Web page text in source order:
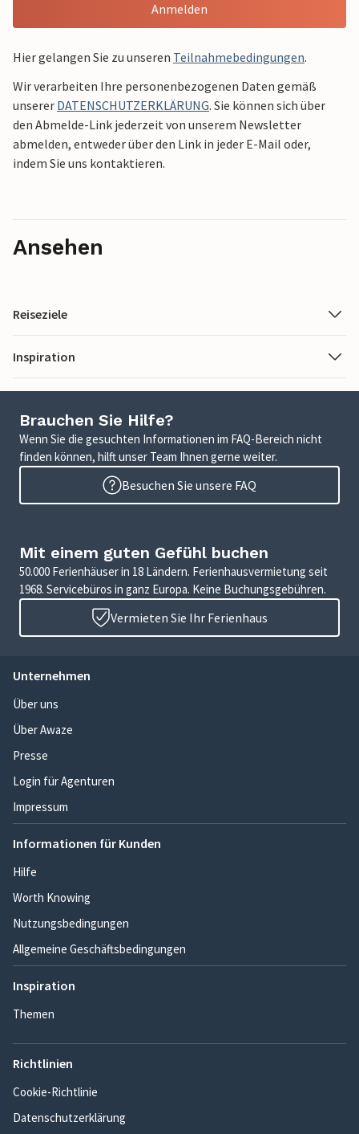
Anmelden
Hier gelangen Sie zu unseren Teilnahmebedingungen.
Wir verarbeiten Ihre personenbezogenen Daten gemäß
unserer DATENSCHUTZERKLÄRUNG. Sie können sich über
den Abmelde-Link jederzeit von unserem Newsletter
abmelden, entweder über den Link in jeder E-Mail oder,
indem Sie uns kontaktieren.
Ansehen
Reiseziele
Inspiration
Brauchen Sie Hilfe?
Wenn Sie die gesuchten Informationen im FAQ-Bereich nicht
finden können, hilft unser Team Ihnen gerne weiter.
Besuchen Sie unsere FAQ
Mit einem guten Gefühl buchen
50.000 Ferienhäuser in 18 Ländern. Ferienhausvermietung seit
1968. Servicebüros in ganz Europa. Keine Buchungsgebühren.
Vermieten Sie Ihr Ferienhaus
Unternehmen
Über uns
Über Awaze
Presse
Login für Agenturen
Impressum
Informationen für Kunden
Hilfe
Worth Knowing
Nutzungsbedingungen
Allgemeine Geschäftsbedingungen
Inspiration
Themen
Richtlinien
Cookie-Richtlinie
Datenschutzerklärung